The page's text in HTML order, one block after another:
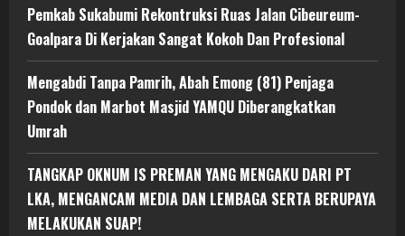
Pemkab Sukabumi Rekontruksi Ruas Jalan Cibeureum-
Goalpara Di Kerjakan Sangat Kokoh Dan Profesional
Mengabdi Tanpa Pamrih, Abah Emong (81) Penjaga
Pondok dan Marbot Masjid YAMQU Diberangkatkan
Umrah
TANGKAP OKNUM IS PREMAN YANG MENGAKU DARI PT
LKA, MENGANCAM MEDIA DAN LEMBAGA SERTA BERUPAYA
MELAKUKAN SUAP!